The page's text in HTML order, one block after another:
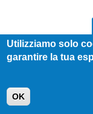
Utilizziamo solo
garantire la tua
OK